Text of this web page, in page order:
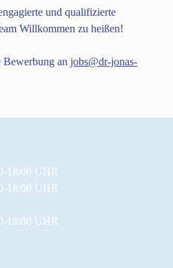
und qualifizierte
Willkommen zu heißen!
Bewerbung anjobs@dr-jonas-
18:00 UHR
18:00 UHR
18:00 UHR